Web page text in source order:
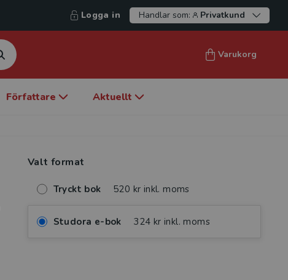
Logga in Handlar som: Privatkund
Varukorg
Författare Aktuellt
Valt format
Tryckt bok 520 kr inkl. moms
Studora e-bok 324 kr inkl. moms